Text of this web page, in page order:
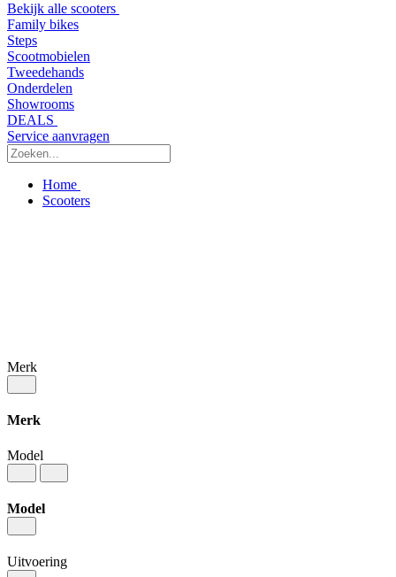
Bekijk alle scooters
Family bikes
Steps
Scootmobielen
Tweedehands
Onderdelen
Showrooms
DEALS
Service aanvragen
Home
Scooters
Merk
Merk
Model
Model
Uitvoering